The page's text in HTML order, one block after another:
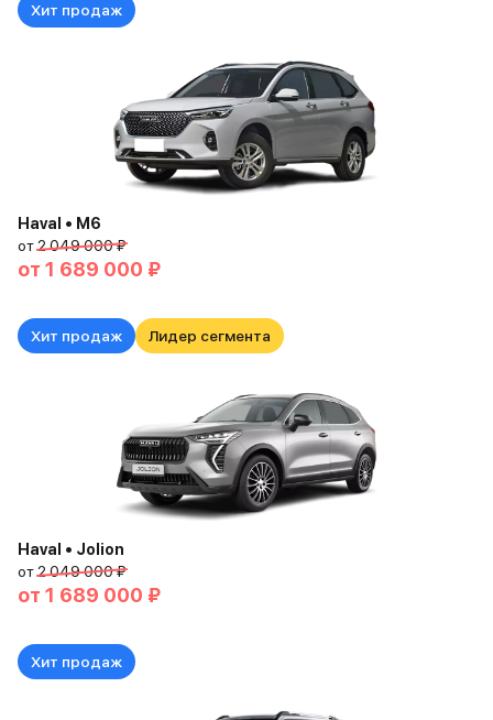
Хит продаж
Haval • M6
от2 049 000 ₽
от 1 689 000 ₽
Хит продаж Лидер сегмента
Haval • Jolion
от2 049 000 ₽
от 1 689 000 ₽
Хит продаж